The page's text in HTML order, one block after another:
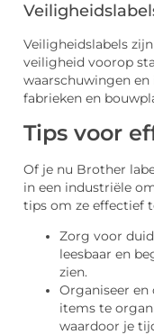
Veiligheidslabels
veiligheid voorop
waarschuwingen
fabrieken en
Tips voor
Of je nu Brother
in een industriële
tips om ze effectief
Zorg voor
leesbaar en
zien.
Organiseer en
items te
waardoor je